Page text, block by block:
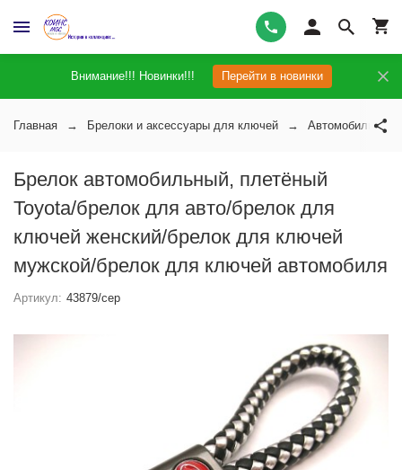
Внимание!!! Новинки!!! Перейти в новинки
Главная Брелоки и аксессуары для ключей Автомобильные
Брелок автомобильный, плетёный
Toyota/брелок для авто/брелок для
ключей женский/брелок для ключей
мужской/брелок для ключей автомобиля
Артикул: 43879/сер